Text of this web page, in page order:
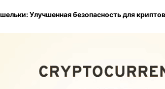
Улучшенная безопасность для